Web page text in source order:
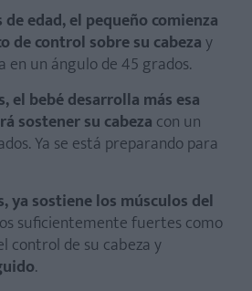
edad, el pequeño comienza
de control sobre su cabezay
en un ángulo de 45 grados.
el bebé desarrolla más esa
sostener su cabeza con un
Ya se está preparando para
ya sostiene los músculos del
suficientemente fuertes como
control de su cabeza y
.